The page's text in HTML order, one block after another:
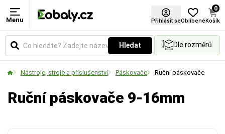
Menu Přihlásit seOblíbené
0
Košík
Hledat Dle rozměrů
Nástroje, stroje a příslušenství Páskovače Ruční páskovače
Ruční páskovače 9-16mm
Šířka pásky (mm)
Udává šířku pásky nebo materiálu v milimetrech.
spoje a velikosti balených předmětů.